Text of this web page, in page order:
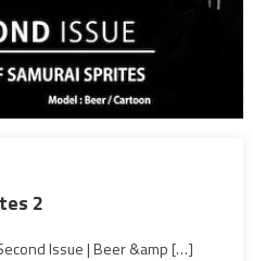
2
Issue | Beer &amp […]